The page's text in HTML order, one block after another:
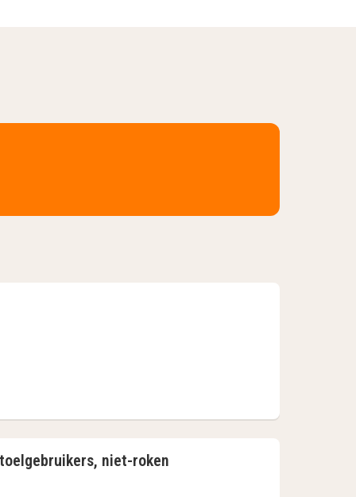
niet-roken